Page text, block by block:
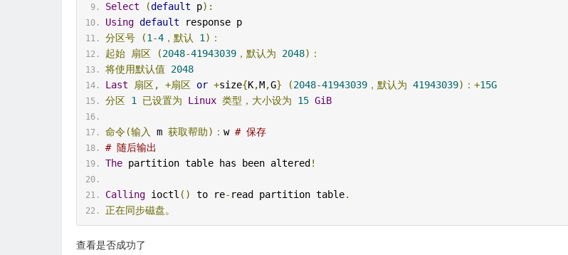
Select
(default p):
Using default response p
分区号
(1 -4，默认 1 )：
起始
扇区 (2048-41943039，默认为 2048)：
将使用默认值
2048
Last
扇区, +扇区 or +size{K,M,G} (2048-41943039，默认为 41943039)：+15G
分区 1 已设置为 Linux 类型，大小设为 15 GiB
命令(输入 m 获取帮助)： w # 保存
# 随后输出
The partition table has been altered !
Calling ioctl () to re- read partition table.
正在同步磁盘。
查看是否成功了